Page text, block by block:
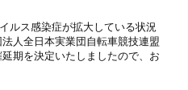
ルス感染症が拡大している状況
人全日本実業団自転車競技連盟
期を決定いたしましたので、お